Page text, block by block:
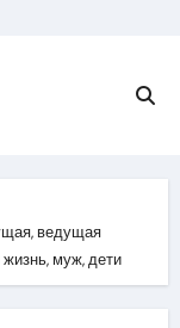
ведущая
муж, дети